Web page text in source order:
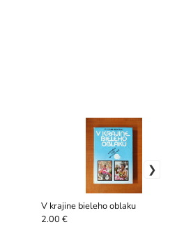
V krajine bieleho oblaku
2.00 €